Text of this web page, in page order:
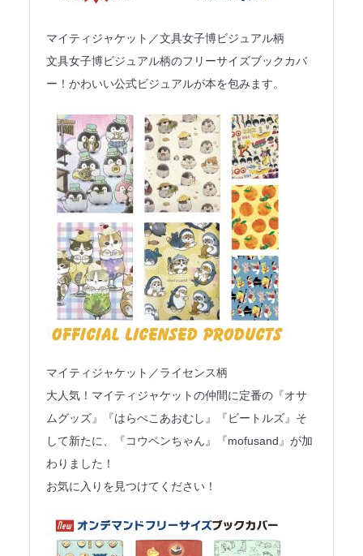
マイティジャケット／文具女子博ビジュアル柄
文具女子博ビジュアル柄のフリーサイズブックカバ
ー！かわいい公式ビジュアルが本を包みます。
マイティジャケット／ライセンス柄
大人気！マイティジャケットの仲間に定番の『オサ
ムグッズ』『はらぺこあおむし』『ビートルズ』そ
して新たに、『コウペンちゃん』『mofusand』が加
わりました！
お気に入りを見つけてください！